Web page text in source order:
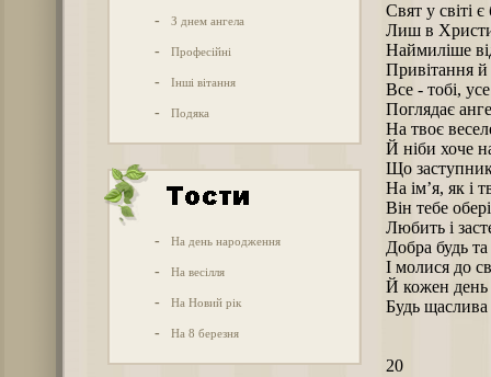
- З днем ангела
- Професійні
- Інші вітання
- Подяка
- На день народження
- На весілля
- На Новий рік
- На 8 березня
Свят у світі є
Лиш в
Наймиліше
Привітання
Все - тобі,
Поглядає
На твоє
Й ніби хоче
Що
На ім’я, як і
Він тебе
Любить і
Добра будь
І молися до
Й кожен день
Будь
20